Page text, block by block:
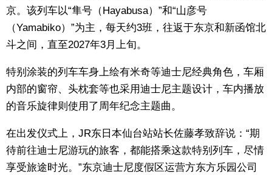
深度报道
视觉日本
新闻
话题
日本信息库
京。该列车以“隼号（Hayabusa）”和“山彦号
（Yamabiko）”为主，每天约3班，往返于东京和新函馆北
斗之间，直至2027年3月上旬。
特别涂装的列车车身上绘有米奇等迪士尼经典角色，车厢
内部的窗帘、头枕套等也采用迪士尼主题设计，车内播放
的音乐旋律则使用了周年纪念主题曲。
在出发仪式上，JR东日本仙台站站长佐藤孝致辞说：“期
待前往迪士尼游玩的旅客，都能搭乘这款特别列车，尽情
享受旅途时光。”东京迪士尼度假区运营方东方乐园公司